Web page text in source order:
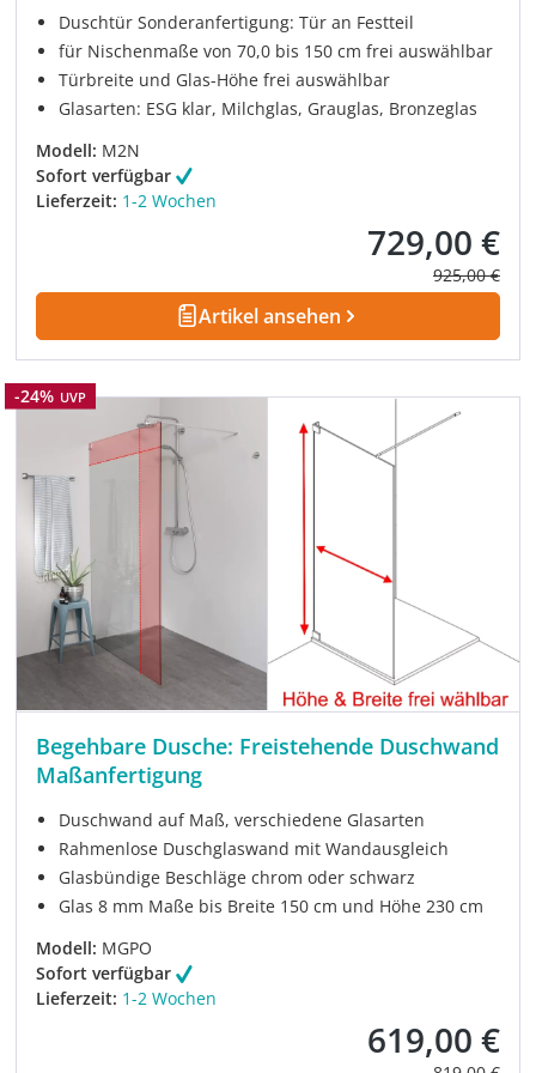
Duschtür Sonderanfertigung: Tür an Festteil
für Nischenmaße von 70,0 bis 150 cm frei auswählbar
Türbreite und Glas-Höhe frei auswählbar
Glasarten: ESG klar, Milchglas, Grauglas, Bronzeglas
Modell: M2N
Sofort verfügbar
Lieferzeit: 1-2 Wochen
Verkaufspreis:
729,00 €
Regulärer
925,00 €
Artikel ansehen
Rabatt
-24% UVP
Begehbare Dusche: Freistehende Duschwand
Maßanfertigung
Duschwand auf Maß, verschiedene Glasarten
Rahmenlose Duschglaswand mit Wandausgleich
Glasbündige Beschläge chrom oder schwarz
Glas 8 mm Maße bis Breite 150 cm und Höhe 230 cm
Modell: MGPO
Sofort verfügbar
Lieferzeit: 1-2 Wochen
Verkaufspreis:
619,00 €